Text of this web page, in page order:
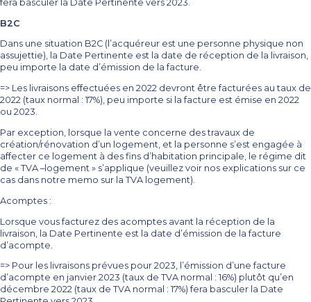
fera basculer la Date Pertinente vers 2023.
B2C
Dans une situation B2C (l’acquéreur est une personne physique non
assujettie), la Date Pertinente est la date de réception de la livraison,
peu importe la date d’émission de la facture.
=> Les livraisons effectuées en 2022 devront être facturées au taux de
2022 (taux normal : 17%), peu importe si la facture est émise en 2022
ou 2023.
Par exception, lorsque la vente concerne des travaux de
création/rénovation d’un logement, et la personne s’est engagée à
affecter ce logement à des fins d’habitation principale, le régime dit
de « TVA –logement » s’applique (veuillez voir nos explications sur ce
cas dans notre memo sur la TVA logement).
Acomptes :
Lorsque vous facturez des acomptes avant la réception de la
livraison, la Date Pertinente est la date d’émission de la facture
d’acompte.
=> Pour les livraisons prévues pour 2023, l’émission d’une facture
d’acompte en janvier 2023 (taux de TVA normal : 16%) plutôt qu’en
décembre 2022 (taux de TVA normal : 17%) fera basculer la Date